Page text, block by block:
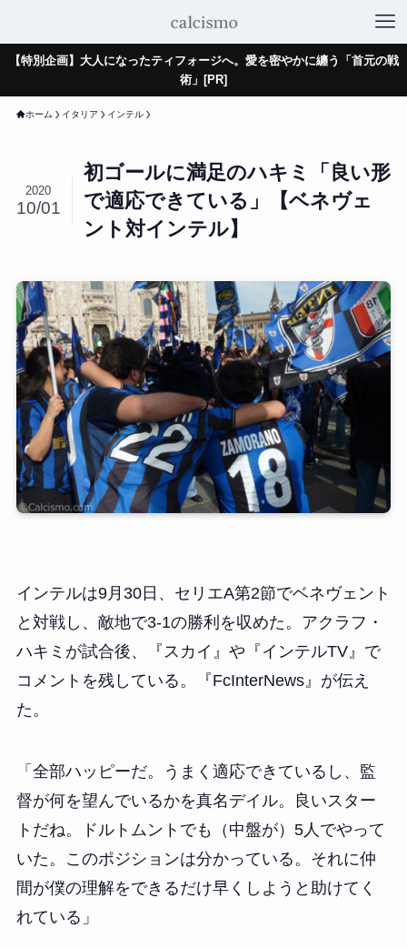
【特別企画】大人になったティフォージへ。愛を密やかに纏う「首元の戦
術」[PR]
ホーム イタリア インテル
初ゴールに満足のハキミ「良い形
で適応できている」【ベネヴェ
ント対インテル】
2020
10/01
インテルは9月30日、セリエA第2節でベネヴェント
と対戦し、敵地で3-1の勝利を収めた。アクラフ・
ハキミが試合後、『スカイ』や『インテルTV』で
コメントを残している。『FcInterNews』が伝え
た。
「全部ハッピーだ。うまく適応できているし、監
督が何を望んでいるかを真名デイル。良いスター
トだね。ドルトムントでも（中盤が）5人でやって
いた。このポジションは分かっている。それに仲
間が僕の理解をできるだけ早くしようと助けてく
れている」